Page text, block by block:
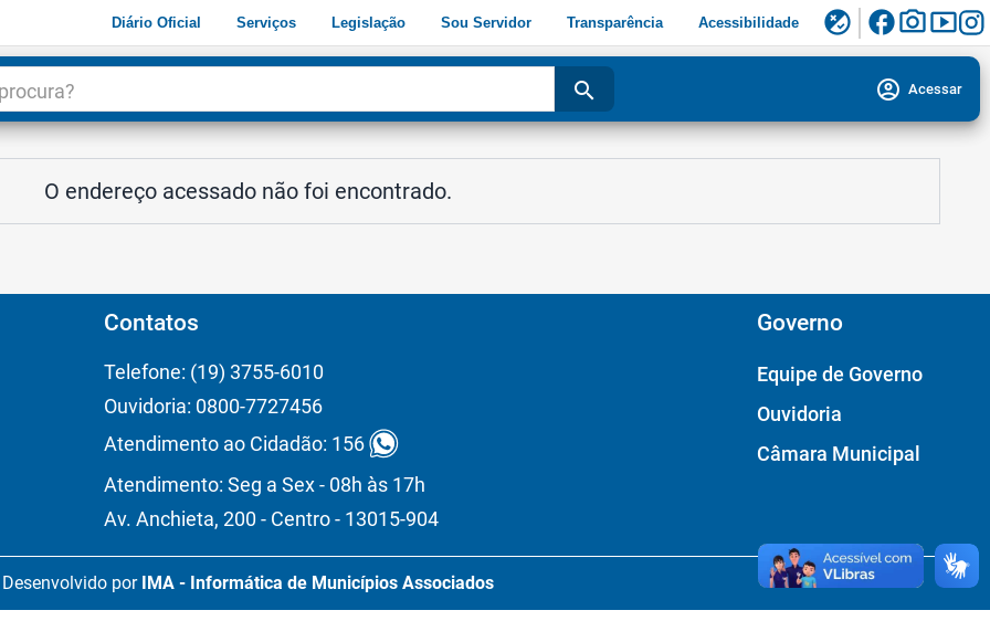
Diário Oficial Serviços Legislação Sou Servidor Transparência Acessibilidade flaky facebookphoto_camerasmart_display
search account_circle Acessar
O endereço acessado não foi encontrado.
Contatos
Telefone: (19) 3755-6010
Ouvidoria: 0800-7727456
Atendimento ao Cidadão: 156
Atendimento: Seg a Sex - 08h às 17h
Av. Anchieta, 200 - Centro - 13015-904
Governo
Equipe de Governo
Ouvidoria
Câmara Municipal
Desenvolvido por IMA - Informática de Municípios Associados